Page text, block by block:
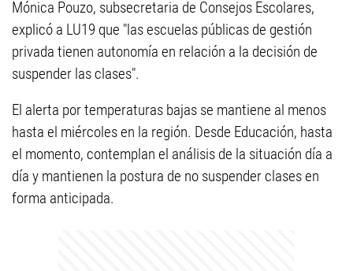
Mónica Pouzo, subsecretaria de Consejos Escolares,
explicó a LU19 que "las escuelas públicas de gestión
privada tienen autonomía en relación a la decisión de
suspender las clases".
El alerta por temperaturas bajas se mantiene al menos
hasta el miércoles en la región. Desde Educación, hasta
el momento, contemplan el análisis de la situación día a
día y mantienen la postura de no suspender clases en
forma anticipada.